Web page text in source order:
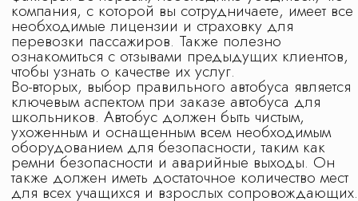
положениями Статьи 437(2) Гражданского
кодекса Российской Федерации.
Продолжая использовать наш сайт, вы даете
согласие на обработку файлов cookie,
пользовательских данных в целях
функционирования сайта. Если вы не хотите,
чтобы ваши данные обрабатывались, покиньте
сайт.
ООО КЛУБ ПУТЕШЕСТВИЙ «МАРШРУТЫ»
Российская Федерация, 140 000,
МОСКОВСКАЯ ОБЛ, Г ЛЮБЕРЦЫ,
УЛ КОТЕЛЬНИЧЕСКАЯ, дом 18, КОМ 14
ИНН: 5 027 309 388 / КПП: 502 701 001 /
Реестровый номер туроператора: В031-00161-
77/01529540